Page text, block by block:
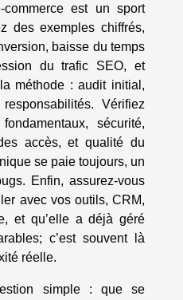
est un sport
des exemples chiffrés,
baisse du temps
du trafic SEO, et
méthode : audit initial,
Vérifiez
sécurité,
accès, et qualité du
se paie toujours, un
Enfin, assurez-vous
avec vos outils, CRM,
et qu’elle a déjà géré
c’est souvent là
réelle.
simple : que se